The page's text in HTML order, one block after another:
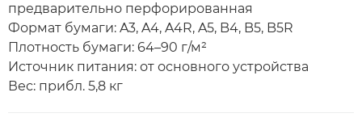
предварительно перфорированная
Формат бумаги: A3, A4, A4R, A5, B4, B5, B5R
Плотность бумаги: 64–90 г/м²
Источник питания: от основного устройства
Вес: прибл. 5,8 кг